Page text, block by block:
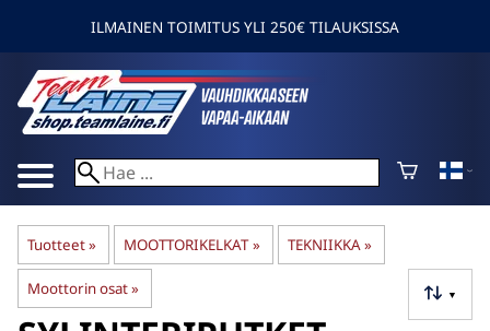
ILMAINEN TOIMITUS YLI 250€ TILAUKSISSA
Tuotteet‪» MOOTTORIKELKAT ‪» TEKNIIKKA‪»
Moottorin osat‪» ▼